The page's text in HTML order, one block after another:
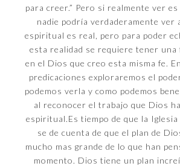
para creer.” Pero si realmente ver
nadie podría verdaderamente ver
espiritual es real, pero para poder
esta realidad se requiere tener una
en el Dios que creo esta misma fe.
predicaciones exploraremos el
podemos verla y como podemos
al reconocer el trabajo que Dios
espiritual.Es tiempo de que la
se de cuenta de que el plan de
mucho mas grande de lo que han
momento. Dios tiene un plan